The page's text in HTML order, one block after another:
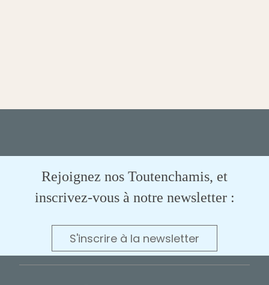
Rejoignez nos Toutenchamis, et
inscrivez-vous à notre newsletter :
S'inscrire à la newsletter